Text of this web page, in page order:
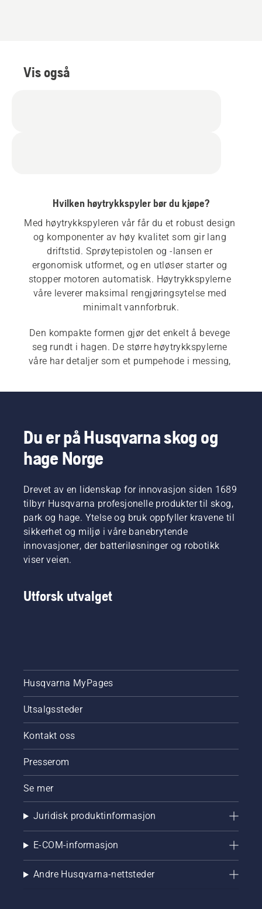
Vis også
Hvilken høytrykkspyler bør du kjøpe?
Med høytrykkspyleren vår får du et robust design
og komponenter av høy kvalitet som gir lang
driftstid. Sprøytepistolen og -lansen er
ergonomisk utformet, og en utløser starter og
stopper motoren automatisk. Høytrykkspylerne
våre leverer maksimal rengjøringsytelse med
minimalt vannforbruk.
Den kompakte formen gjør det enkelt å bevege
seg rundt i hagen. De større høytrykkspylerne
våre har detaljer som et pumpehode i messing,
Du er på Husqvarna skog og
hage Norge
Drevet av en lidenskap for innovasjon siden 1689
tilbyr Husqvarna profesjonelle produkter til skog,
park og hage. Ytelse og bruk oppfyller kravene til
sikkerhet og miljø i våre banebrytende
innovasjoner, der batteriløsninger og robotikk
viser veien.
Utforsk utvalget
Husqvarna MyPages
Utsalgssteder
Kontakt oss
Presserom
Se mer
Juridisk produktinformasjon
E-COM-informasjon
Andre Husqvarna-nettsteder